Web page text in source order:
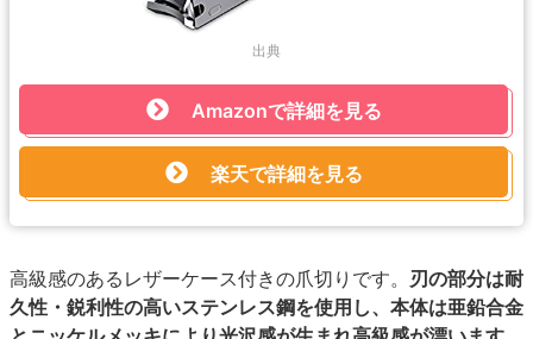
出典
Amazonで詳細を見る
楽天で詳細を見る
高級感のあるレザーケース付きの爪切りです。 刃の部分は耐
久性・鋭利性の高いステンレス鋼を使用し、本体は亜鉛合金